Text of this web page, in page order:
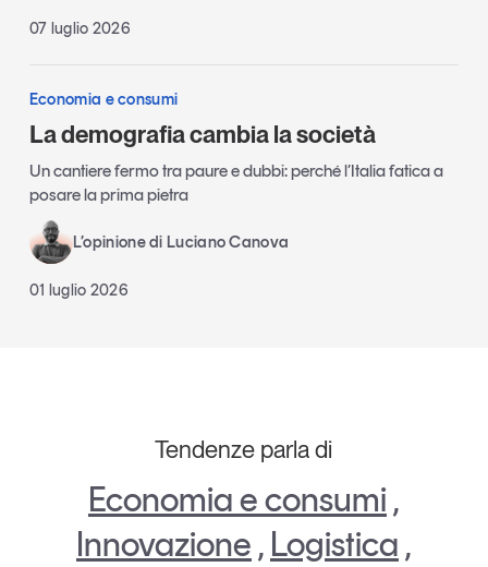
07 luglio 2026
Economia e consumi
La demografia cambia la società
Un cantiere fermo tra paure e dubbi: perché l’Italia fatica a
posare la prima pietra
L’opinione di Luciano Canova
01 luglio 2026
Tendenze parla di
Economia e consumi ,
Innovazione , Logistica ,